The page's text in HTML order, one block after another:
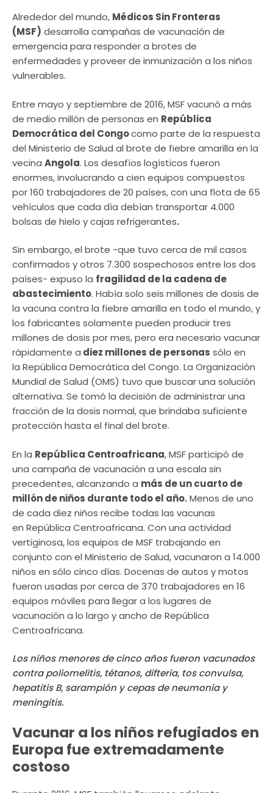
Alrededor del mundo, Médicos Sin Fronteras
(MSF) desarrolla campañas de vacunación de
emergencia para responder a brotes de
enfermedades y proveer de inmunización a los niños
vulnerables.
Entre mayo y septiembre de 2016, MSF vacunó a más
de medio millón de personas en República
Democrática del Congocomo parte de la respuesta
del Ministerio de Salud al brote de fiebre amarilla en la
vecina Angola. Los desafíos logísticos fueron
enormes, involucrando a cien equipos compuestos
por 160 trabajadores de 20 países, con una flota de 65
vehículos que cada día debían transportar 4.000
bolsas de hielo y cajas refrigerantes.
Sin embargo, el brote -que tuvo cerca de mil casos
confirmados y otros 7.300 sospechosos entre los dos
países- expuso la fragilidad de la cadena de
abastecimiento. Había solo seis millones de dosis de
la vacuna contra la fiebre amarilla en todo el mundo, y
los fabricantes solamente pueden producir tres
millones de dosis por mes, pero era necesario vacunar
rápidamente a diez millones de personas sólo en
la República Democrática del Congo. La Organización
Mundial de Salud (OMS) tuvo que buscar una solución
alternativa. Se tomó la decisión de administrar una
fracción de la dosis normal, que brindaba suficiente
protección hasta el final del brote.
En la República Centroafricana, MSF participó de
una campaña de vacunación a una escala sin
precedentes, alcanzando a más de un cuarto de
millón de niños durante todo el año.Menos de uno
de cada diez niños recibe todas las vacunas
en República Centroafricana. Con una actividad
vertiginosa, los equipos de MSF trabajando en
conjunto con el Ministerio de Salud, vacunaron a 14.000
niños en sólo cinco días. Docenas de autos y motos
fueron usadas por cerca de 370 trabajadores en 16
equipos móviles para llegar a los lugares de
vacunación a lo largo y ancho de República
Centroafricana.
Los niños menores de cinco años fueron vacunados
contra poliomelitis, tétanos, difteria, tos convulsa,
hepatitis B, sarampión y cepas de neumonía y
meningitis.
Vacunar a los niños refugiados en
Europa fue extremadamente
costoso